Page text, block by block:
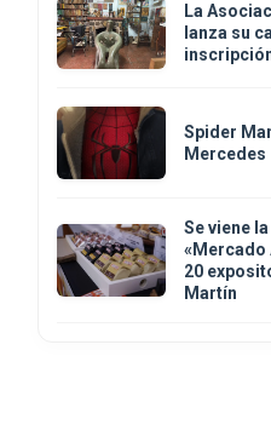
La
lanza su
Spider
Mercedes
Se viene
«Mercado
20
Martín